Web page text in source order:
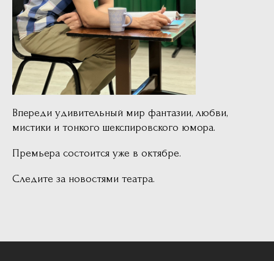
Впереди удивительный мир фантазии, любви,
мистики и тонкого шекспировского юмора.
Премьера состоится уже в октябре.
Следите за новостями театра.